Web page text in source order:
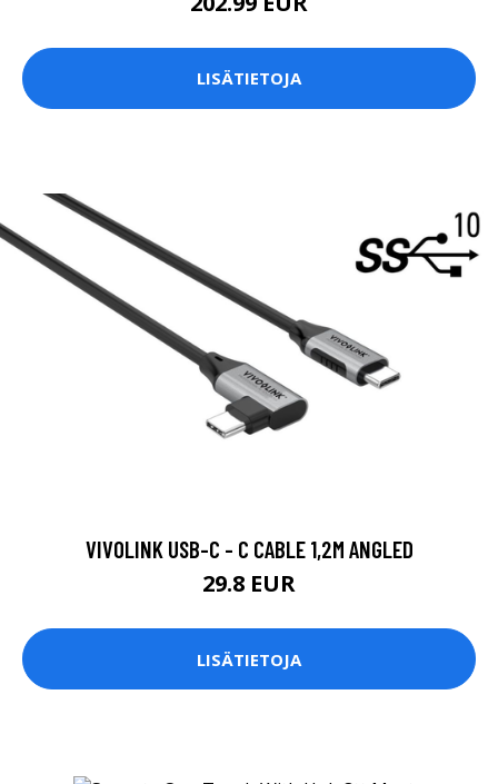
LISÄTIETOJA
VIVOLINK USB-C - C CABLE 1,2M ANGLED
29.8 EUR
LISÄTIETOJA